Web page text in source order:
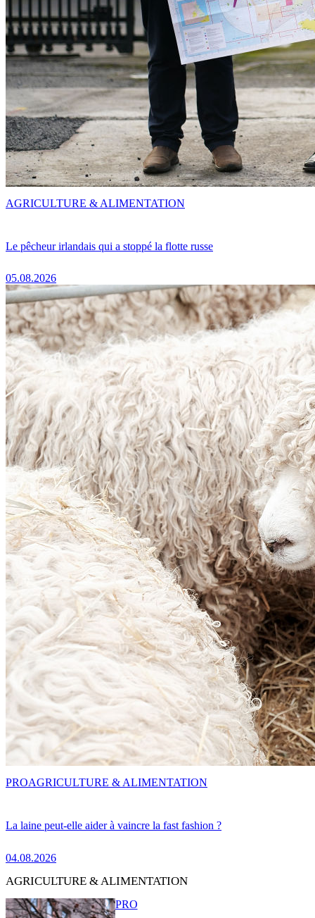
Le pêcheur irlandais qui a stoppé la flotte russe
05.08.2026
AGRICULTURE & ALIMENTATION
La laine peut-elle aider à vaincre la fast fashion ?
04.08.2026
PROAGRICULTURE & ALIMENTATION
AGRICULTURE & ALIMENTATION
PRO